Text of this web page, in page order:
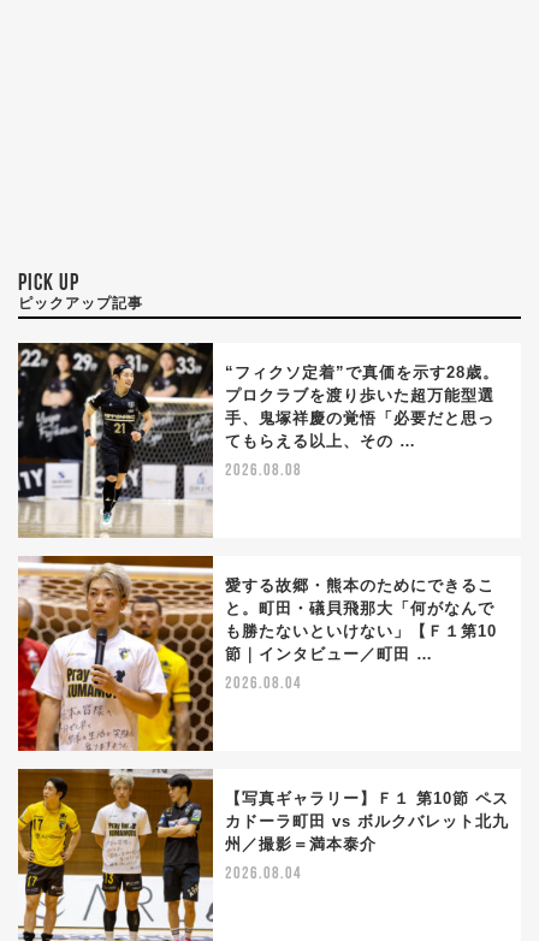
PICK UP
ピックアップ記事
“フィクソ定着”で真価を示す28歳。
プロクラブを渡り歩いた超万能型選
手、鬼塚祥慶の覚悟「必要だと思っ
てもらえる以上、その …
2026.08.08
愛する故郷・熊本のためにできるこ
と。町田・礒貝飛那大「何がなんで
も勝たないといけない」【Ｆ１第10
節｜インタビュー／町田 …
2026.08.04
【写真ギャラリー】Ｆ１ 第10節 ペス
カドーラ町田 vs ボルクバレット北九
州／撮影＝満本泰介
2026.08.04